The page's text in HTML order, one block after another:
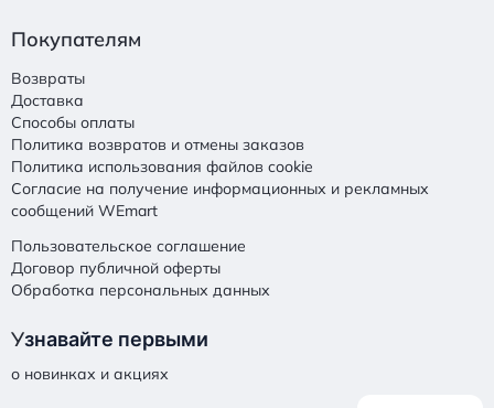
Покупателям
Возвраты
Доставка
Способы оплаты
Политика возвратов и отмены заказов
Политика использования файлов cookie
Согласие на получение информационных и рекламных
сообщений WEmart
Пользовательское соглашение
Договор публичной оферты
Обработка персональных данных
Узнавайте первыми
о новинках и акциях